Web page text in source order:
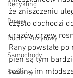
Recykling
Rower
Ruch tranzytowy
Samochody
Seniorzy
że zniszczeniu
często dochodzi
urazów drzew
Rany powstałe
pień są tym
rośliny, im